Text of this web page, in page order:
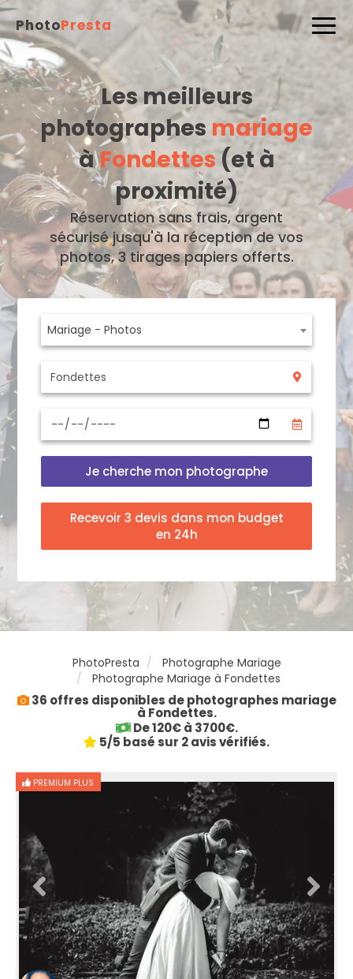
PhotoPresta
Les meilleurs
photographes mariage
àFondettes(et à
proximité)
Réservation sans frais, argent
sécurisé jusqu'à la réception de vos
photos, 3 tirages papiers offerts.
Mariage - Photos
Je cherche mon photographe
Recevoir 3 devis dans mon budget
en 24h
PhotoPresta
Photographe Mariage
Photographe Mariage à Fondettes
36 offres disponibles de photographes mariage
à Fondettes.
De 120€ à 3700€.
5/5 basé sur 2 avis vérifiés.
PREMIUM PLUS